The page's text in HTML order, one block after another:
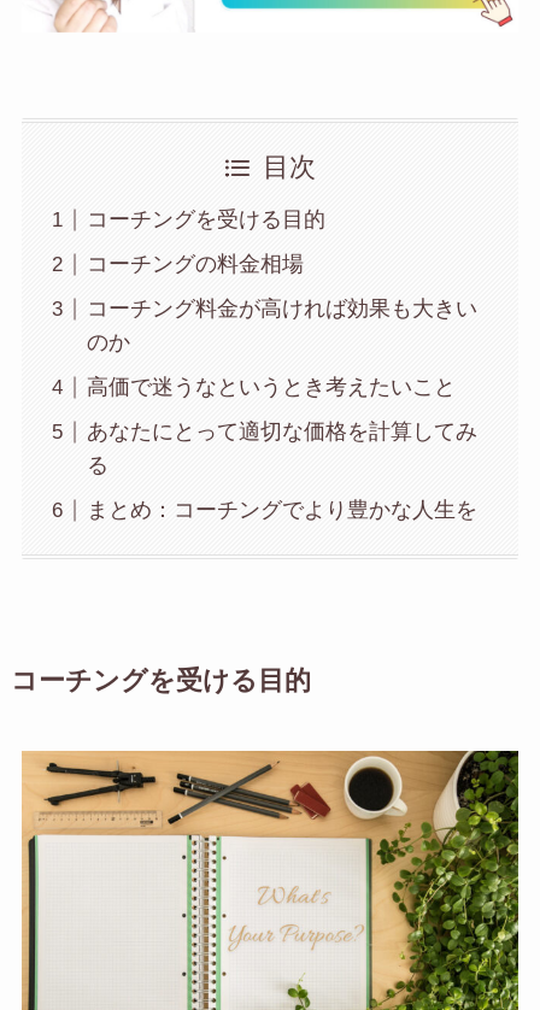
目次
コーチングを受ける目的
コーチングの料金相場
コーチング料金が高ければ効果も大きい
のか
高価で迷うなというとき考えたいこと
あなたにとって適切な価格を計算してみ
る
まとめ：コーチングでより豊かな人生を
コーチングを受ける目的